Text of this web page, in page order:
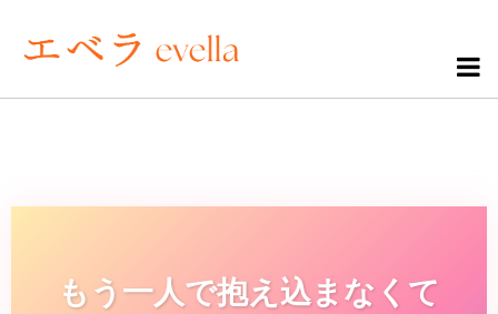
もう一人で抱え込まなくて